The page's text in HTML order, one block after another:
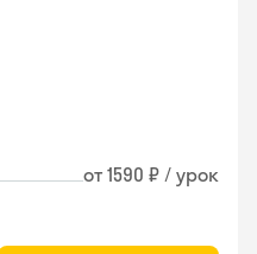
от 1590 ₽ / урок